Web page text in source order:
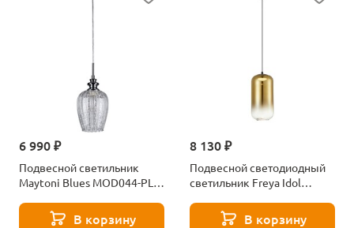
6 990 ₽
Подвесной светильник
Maytoni Blues MOD044-PL-
В корзину
8 130 ₽
Подвесной светодиодный
светильник Freya Idol
В корзину